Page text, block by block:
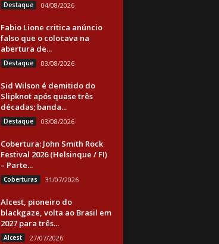
Destaque 04/08/2026
Fabio Lione critica anúncio
falso que o colocava na
abertura de...
Destaque 03/08/2026
Sid Wilson é demitido do
Slipknot após quase três
décadas; banda...
Destaque 03/08/2026
Cobertura: John Smith Rock
Festival 2026 (Helsinque / FI)
– Parte...
Coberturas 31/07/2026
Alcest, pioneiro do
blackgaze, volta ao Brasil em
2027 para três...
Alcest 27/07/2026